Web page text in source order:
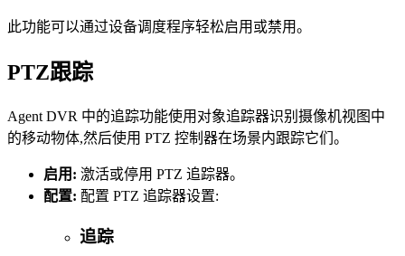
此功能可以通过设备调度程序轻松启用或禁用。
PTZ跟踪
Agent DVR 中的追踪功能使用对象追踪器识别摄像机视图中
的移动物体,然后使用 PTZ 控制器在场景内跟踪它们。
启用: 激活或停用 PTZ 追踪器。
配置: 配置 PTZ 追踪器设置:
追踪